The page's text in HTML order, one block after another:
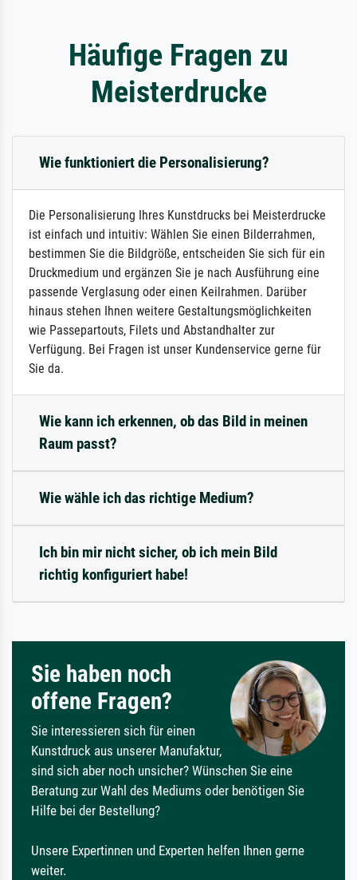
Häufige Fragen zu
Meisterdrucke
Wie funktioniert die Personalisierung?
Die Personalisierung Ihres Kunstdrucks bei Meisterdrucke
ist einfach und intuitiv: Wählen Sie einen Bilderrahmen,
bestimmen Sie die Bildgröße, entscheiden Sie sich für ein
Druckmedium und ergänzen Sie je nach Ausführung eine
passende Verglasung oder einen Keilrahmen. Darüber
hinaus stehen Ihnen weitere Gestaltungsmöglichkeiten
wie Passepartouts, Filets und Abstandhalter zur
Verfügung. Bei Fragen ist unser Kundenservice gerne für
Sie da.
Wie kann ich erkennen, ob das Bild in meinen
Raum passt?
Wie wähle ich das richtige Medium?
Ich bin mir nicht sicher, ob ich mein Bild
richtig konfiguriert habe!
Sie haben noch
offene Fragen?
Sie interessieren sich für einen
Kunstdruck aus unserer Manufaktur,
sind sich aber noch unsicher? Wünschen Sie eine
Beratung zur Wahl des Mediums oder benötigen Sie
Hilfe bei der Bestellung?
Unsere Expertinnen und Experten helfen Ihnen gerne
weiter.